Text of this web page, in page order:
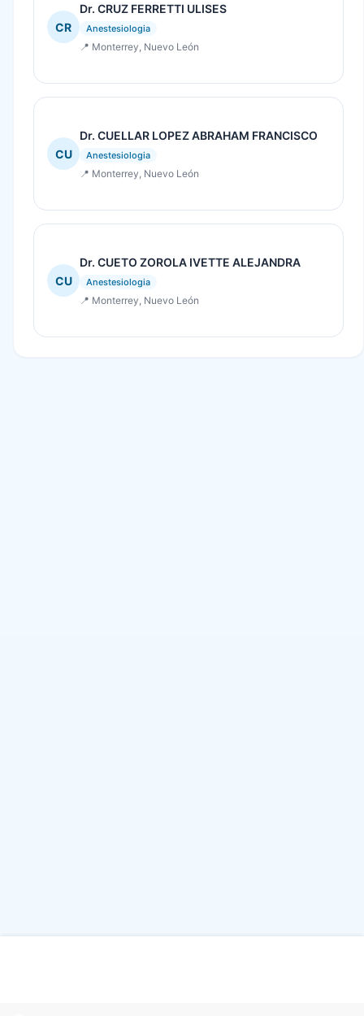
CR
Dr. CRUZ FERRETTI ULISES
Anestesiologia
📍 Monterrey, Nuevo León
CU
Dr. CUELLAR LOPEZ ABRAHAM FRANCISCO
Anestesiologia
📍 Monterrey, Nuevo León
CU
Dr. CUETO ZOROLA IVETTE ALEJANDRA
Anestesiologia
📍 Monterrey, Nuevo León